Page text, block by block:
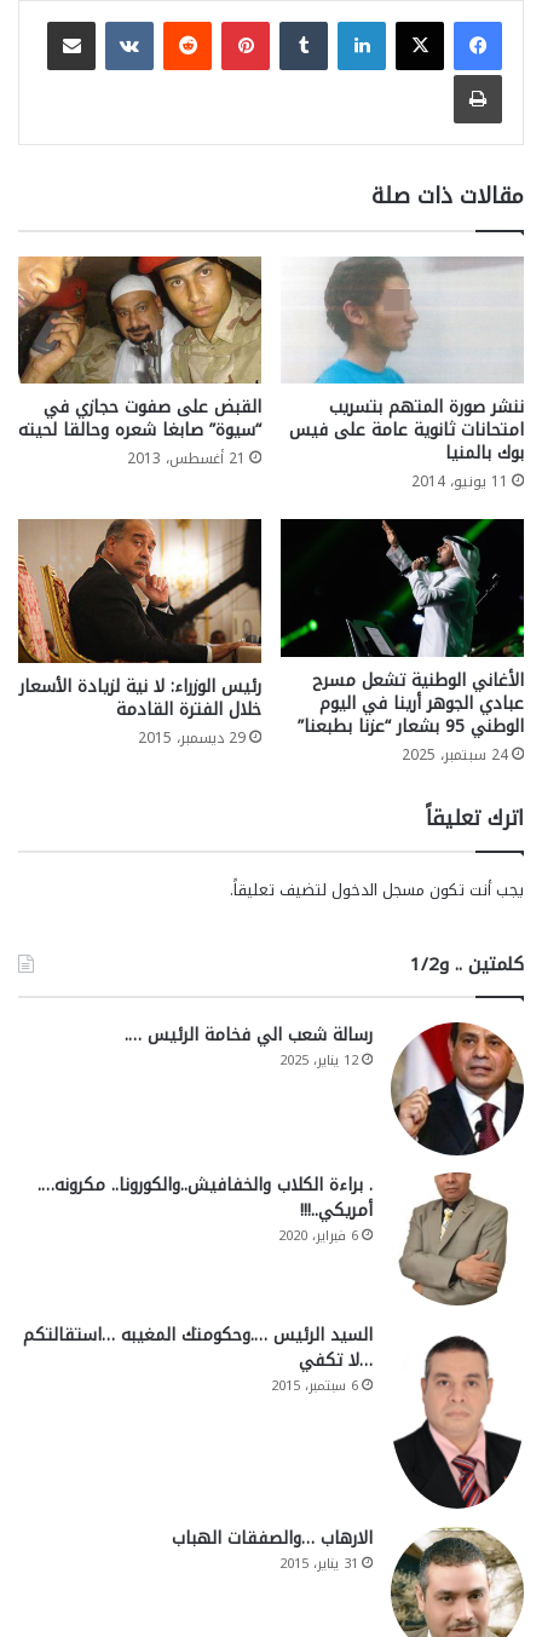
لينكدإن بينتيريست
مشاركة عبر البريد
طباعة
مقالات ذات صلة
ننشر صورة المتهم بتسريب
امتحانات ثانوية عامة على فيس
بوك بالمنيا
11 يونيو، 2014
القبض على صفوت حجازي في
“سيوة” صابغا شعره وحالقا لحيته
21 أغسطس، 2013
الأغاني الوطنية تشعل مسرح
عبادي الجوهر أرينا في اليوم
الوطني 95 بشعار “عزنا بطبعنا”
24 سبتمبر، 2025
رئيس الوزراء: ﻻ نية لزيادة اﻷسعار
خلال الفترة القادمة
29 ديسمبر، 2015
اترك تعليقاً
يجب أنت تكون مسجل الدخول لتضيف تعليقاً.
كلمتين .. و1/2
رسالة شعب الي فخامة الرئيس ….
12 يناير، 2025
. براءة الكلاب والخفافيش..والكورونا.. مكرونه….
أمريكي..!!!
6 فبراير، 2020
السيد الرئيس ….وحكومتك المغيبه …استقالتكم
…لا تكفي
6 سبتمبر، 2015
الارهاب …والصفقات الهباب
31 يناير، 2015